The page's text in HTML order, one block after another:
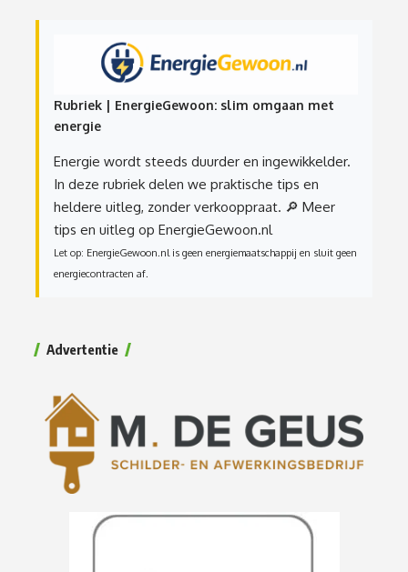
Rubriek | EnergieGewoon: slim omgaan met
energie
Energie wordt steeds duurder en ingewikkelder.
In deze rubriek delen we praktische tips en
heldere uitleg, zonder verkooppraat. 🔎 Meer
tips en uitleg op EnergieGewoon.nl
Let op: EnergieGewoon.nl is geen energiemaatschappij en sluit geen
energiecontracten af.
Advertentie